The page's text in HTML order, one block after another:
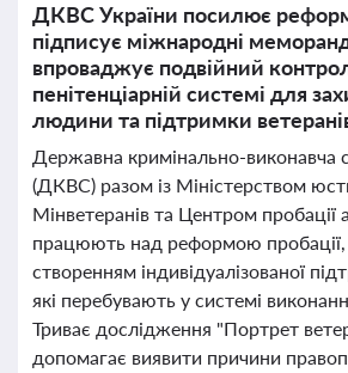
ДКВС України посилює
підписує міжнародні
впроваджує подвійний
пенітенціарній системі для
людини та підтримки
Державна кримінально-виконавча
(ДКВС) разом із Міністерством
Мінветеранів та Центром пробації
працюють над реформою пробації,
створенням індивідуалізованої
які перебувають у системі
Триває дослідження "Портрет
допомагає виявити причини